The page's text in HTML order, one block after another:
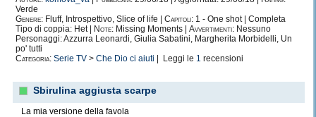
Verde
Genere: Fluff, Introspettivo, Slice of life | Capitoli: 1 - One shot | Completa
Tipo di coppia: Het |
Note: Missing Moments | Avvertimenti: Nessuno
Personaggi: Azzurra Leonardi, Giulia Sabatini, Margherita Morbidelli, Un
po' tutti
Categoria: Serie TV > Che Dio ci aiuti | Leggi le 1 recensioni
Sbirulina aggiusta scarpe
La mia versione della favola